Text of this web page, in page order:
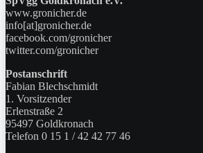
www.gronicher.de
info[at]gronicher.de
facebook.com/gronicher
twitter.com/gronicher
Postanschrift
Fabian Blechschmidt
1. Vorsitzender
Erlenstraße 2
95497 Goldkronach
Telefon 0 15 1 / 42 42 77 46